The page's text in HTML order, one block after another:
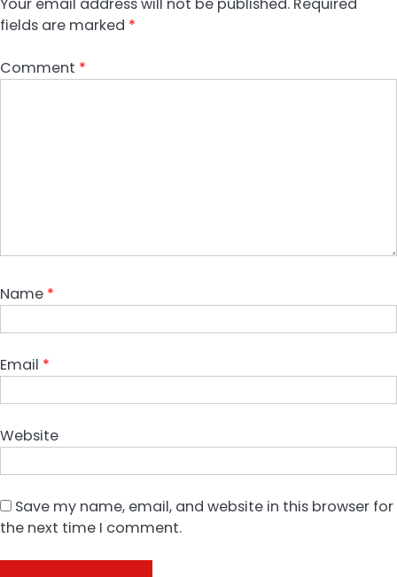
fields are marked *
Comment *
Name *
Email *
Website
Save my name, email, and website in this browser for
the next time I comment.